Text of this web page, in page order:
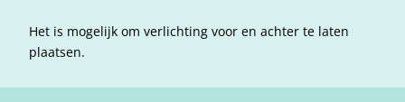
Het is mogelijk om verlichting voor en achter te laten
plaatsen.